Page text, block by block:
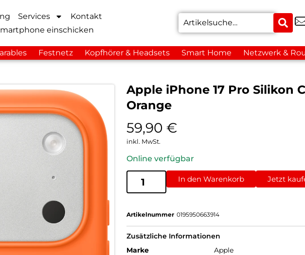
Services
Kontakt
einschicken
Festnetz Kopfhörer & Headsets Smart Home Netzwerk &
Apple iPhone 17 Pro Silikon
Orange
59,90 €
inkl. MwSt.
Online verfügbar
In den Warenkorb Jetzt
Artikelnummer 0195950663914
Zusätzliche Informationen
Marke
Apple